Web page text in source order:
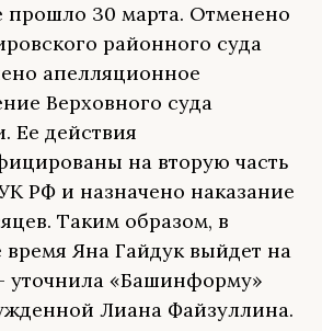
прошло 30 марта. Отменено
районного суда
апелляционное
Верховного суда
Ее действия
на вторую часть
РФ и назначено наказание
Таким образом, в
Яна Гайдук выйдет на
уточнила «Башинформу»
Лиана Файзуллина.